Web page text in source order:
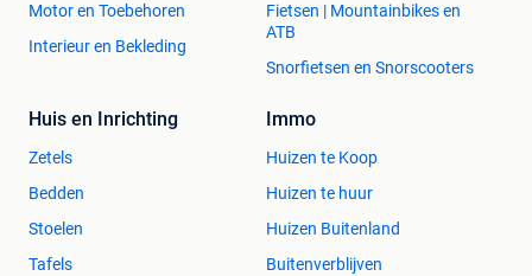
Motor en Toebehoren
Interieur en Bekleding
Fietsen | Mountainbikes en
ATB
Snorfietsen en Snorscooters
Huis en Inrichting
Zetels
Bedden
Stoelen
Tafels
Immo
Huizen te Koop
Huizen te huur
Huizen Buitenland
Buitenverblijven